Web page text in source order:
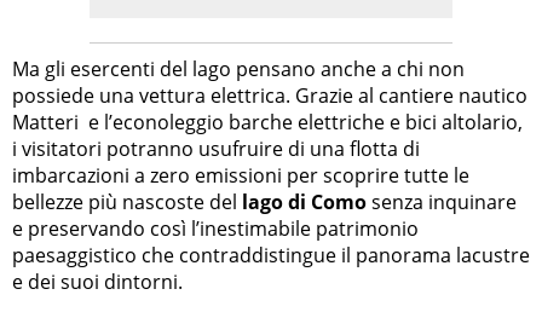
Ma gli esercenti del lago pensano anche a chi non
possiede una vettura elettrica. Grazie al cantiere nautico
Matteri e l’econoleggio barche elettriche e bici altolario,
i visitatori potranno usufruire di una flotta di
imbarcazioni a zero emissioni per scoprire tutte le
bellezze più nascoste del lago di Comosenza inquinare
e preservando così l’inestimabile patrimonio
paesaggistico che contraddistingue il panorama lacustre
e dei suoi dintorni.